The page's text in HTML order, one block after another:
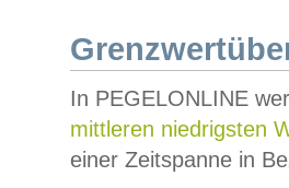
In PEGELONLINE
mittleren niedrigsten
einer Zeitspanne in